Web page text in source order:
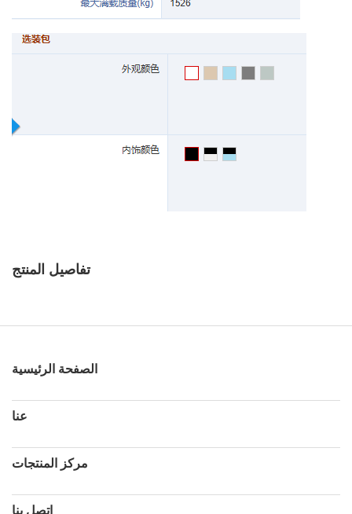
تفاصيل المنتج
الصفحة الرئيسية
عنا
مركز المنتجات
اتصل بنا